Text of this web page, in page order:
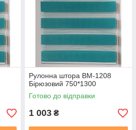
Рулонна штора ВМ-1208
Бірюзовий 750*1300
Готово до відправки
1 003 ₴